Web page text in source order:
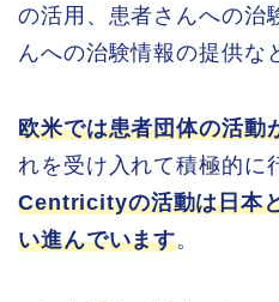
の活用、患者さんへの治
んへの治験情報の提供な
欧米では患者団体の活動
れを受け入れて積極的に
Centricityの活動は日本
い進んでいます。